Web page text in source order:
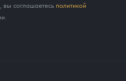
соглашаетесь политикой